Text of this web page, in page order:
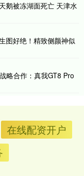
鹅被冻湖面死亡 天津水
图好绝！精致侧颜神似
略合作：真我GT8 Pro
在线配资开户